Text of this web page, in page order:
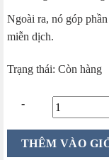
Ngoài ra, nó góp
miễn dịch.
Trạng thái: Còn hàng
Vitamin
THÊM VÀO